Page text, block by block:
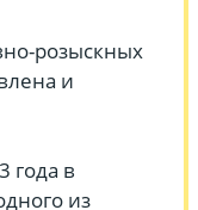
розыскных
и
года в
из